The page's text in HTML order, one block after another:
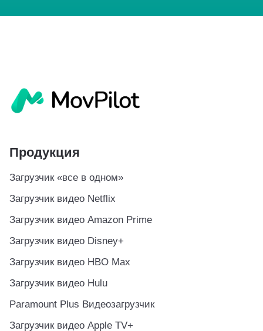
Продукция
Загрузчик «все в одном»
Загрузчик видео Netflix
Загрузчик видео Amazon Prime
Загрузчик видео Disney+
Загрузчик видео HBO Max
Загрузчик видео Hulu
Paramount Plus Видеозагрузчик
Загрузчик видео Apple TV+